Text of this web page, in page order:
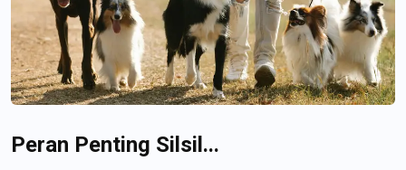
Peran Penting Silsil...